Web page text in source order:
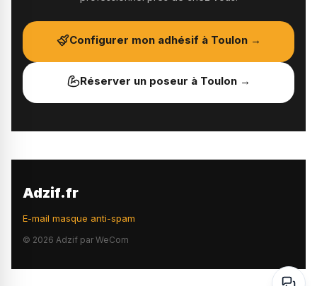
Configurer mon adhésif à Toulon→
Réserver un poseur à Toulon→
Adzif.fr
E-mail masque anti-spam
© 2026 Adzif par WeCom